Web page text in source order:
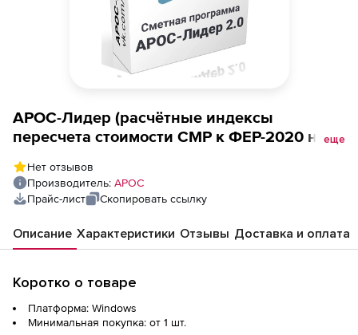
АРОС-Лидер (расчётные индексы
пересчета стоимости СМР к ФЕР-2020 на 1
последующие рабочие места
еще
Нет отзывов
Производитель: АРОС
Прайс-лист
Скопировать ссылку
Описание Характеристики Отзывы Доставка и оплата
Коротко о товаре
Платформа: Windows
Минимальная покупка: от 1 шт.